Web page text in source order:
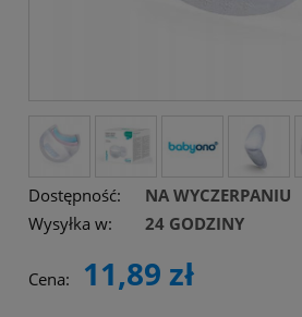
Dostępność:
NA WYCZERPANIU
Wysyłka w:
24 GODZINY
Cena: 11,89 zł